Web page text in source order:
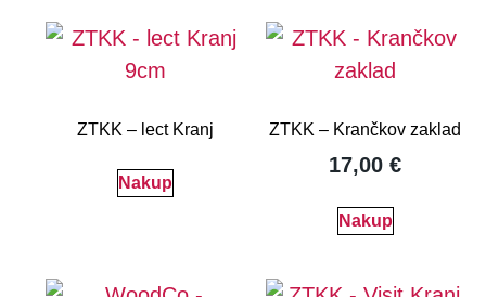
ZTKK – lect Kranj
Nakup
ZTKK – Krančkov zaklad
17,00€
Nakup